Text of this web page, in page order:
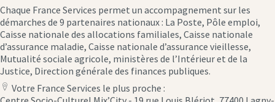
Chaque France Services permet un accompagnement sur les
démarches de 9 partenaires nationaux : La Poste, Pôle emploi,
Caisse nationale des allocations familiales, Caisse nationale
d’assurance maladie, Caisse nationale d’assurance vieillesse,
Mutualité sociale agricole, ministères de l’Intérieur et de la
Justice, Direction générale des finances publiques.
location
Votre France Services le plus proche :